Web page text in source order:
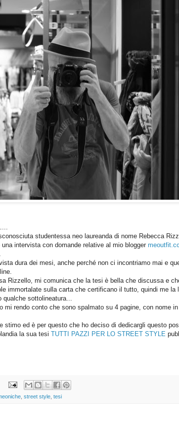
studentessa neo laureanda di nome Rebecca
intervista con domande relative al mio blogger
dura dei mesi, anche perché non ci incontriamo mai e
Rizzello, mi comunica che la tesi è bella che discussa e
immortalate sulla carta che certificano il tutto, quindi me la
sottolineatura...
mi rendo conto che sono spalmato su 4 pagine, con nome
stimo ed è per questo che ho deciso di dedicargli questo
la sua tesi TUTTI PAZZI PER LO STREET STYLE
street style tesi